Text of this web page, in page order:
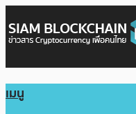
เมนู